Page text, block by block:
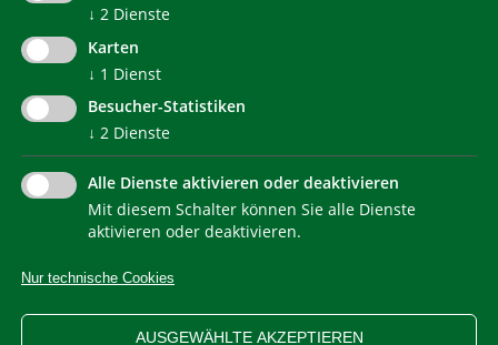
© 2022 Agentur für Energie Südtirol - KlimaHaus
NEWSLETTER
IMPRESSUM PRIVACY
WEB STATISTIKEN
ERKLÄRUNG BARRIEREFREIHEIT
COOKIEEINSTELLUNGEN
↓ 2 Dienste
Karten
↓ 1 Dienst
Besucher-Statistiken
↓ 2 Dienste
Alle Dienste aktivieren oder deaktivieren
Mit diesem Schalter können Sie alle Dienste
aktivieren oder deaktivieren.
Nur technische Cookies
AUSGEWÄHLTE AKZEPTIEREN